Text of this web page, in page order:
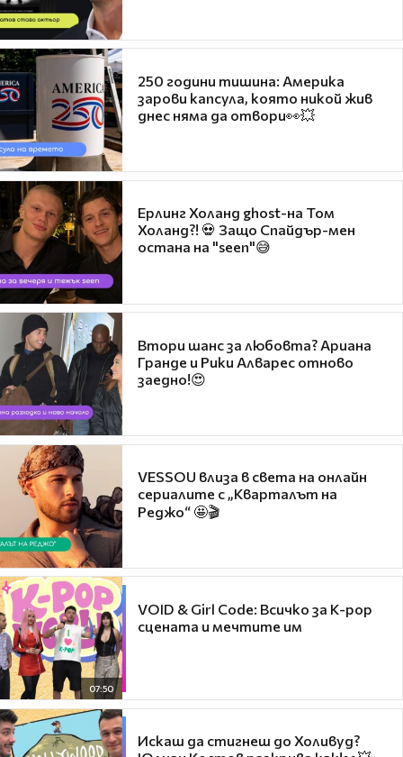
250 години тишина: Америка
зарови капсула, която никой жив
днес няма да отвори👀💥
Ерлинг Холанд ghost-на Том
Холанд?! 💀 Защо Спайдър-мен
остана на "seen"😅
Втори шанс за любовта? Ариана
Гранде и Рики Алварес отново
заедно!😍
VESSOU влиза в света на онлайн
сериалите с „Кварталът на
Реджо“ 🤩🎬
07:50
VOID & Girl Code: Всичко за K-pop
сцената и мечтите им
Искаш да стигнеш до Холивуд?